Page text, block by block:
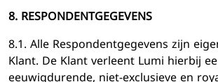
8. RESPONDENTGEGEVENS
8.1. Alle Respondentgegevens zijn
Klant. De Klant verleent Lumi hierbij
eeuwigdurende, niet-exclusieve en